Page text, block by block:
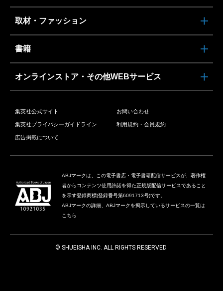
取材・ファッション
書籍
オンラインストア・その他WEBサービス
集英社公式サイト お問い合わせ
集英社プライバシーガイドライン 利用規約・会員規約
広告掲載について
ABJマークは、この電子書店・電子書籍配信サービスが、著作権
者からコンテンツ使用許諾を得た正規版配信サービスであること
を示す登録商標(登録番号第6091713号)です。
ABJマークの詳細、ABJマークを掲示しているサービスの一覧は
こちら
© SHUEISHA INC. ALL RIGHTS RESERVED.